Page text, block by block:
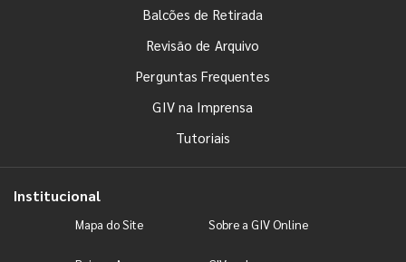
Balcões de Retirada
Revisão de Arquivo
Perguntas Frequentes
GIV na Imprensa
Tutoriais
Institucional
Mapa do Site Sobre a GIV Online